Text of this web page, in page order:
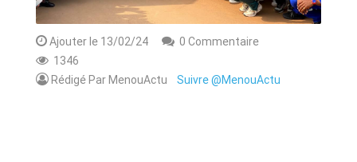
PLUS
Ajouter le 13/02/24
0 Commentaire
1346
Rédigé Par MenouActu Suivre @MenouActu